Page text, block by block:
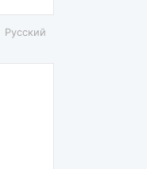
Русский